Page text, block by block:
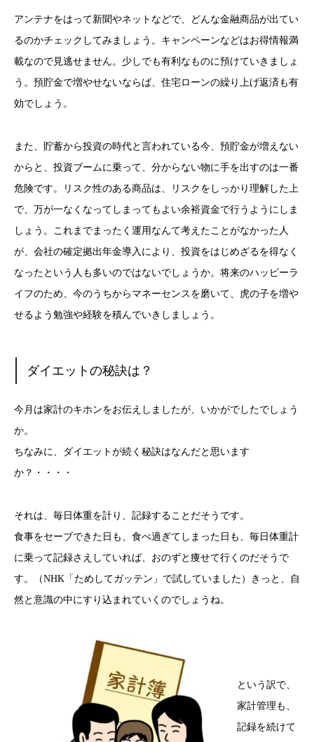
アンテナをはって新聞やネットなどで、どんな金融商品が出てい
るのかチェックしてみましょう。キャンペーンなどはお得情報満
載なので見逃せません。少しでも有利なものに預けていきましょ
う。預貯金で増やせないならば、住宅ローンの繰り上げ返済も有
効でしょう。
また、貯蓄から投資の時代と言われている今、預貯金が増えない
からと、投資ブームに乗って、分からない物に手を出すのは一番
危険です。リスク性のある商品は、リスクをしっかり理解した上
で、万が一なくなってしまってもよい余裕資金で行うようにしま
しょう。これまでまったく運用なんて考えたことがなかった人
が、会社の確定拠出年金導入により、投資をはじめざるを得なく
なったという人も多いのではないでしょうか。将来のハッピーラ
イフのため、今のうちからマネーセンスを磨いて、虎の子を増や
せるよう勉強や経験を積んでいきしましょう。
ダイエットの秘訣は？
今月は家計のキホンをお伝えしましたが、いかがでしたでしょう
か。
ちなみに、ダイエットが続く秘訣はなんだと思います
か？・・・・
それは、毎日体重を計り、記録することだそうです。
食事をセーブできた日も、食べ過ぎてしまった日も、毎日体重計
に乗って記録さえしていれば、おのずと痩せて行くのだそうで
す。（NHK「ためしてガッテン」で試していました）きっと、自
然と意識の中にすり込まれていくのでしょうね。
という訳で、
家計管理も、
記録を続けて